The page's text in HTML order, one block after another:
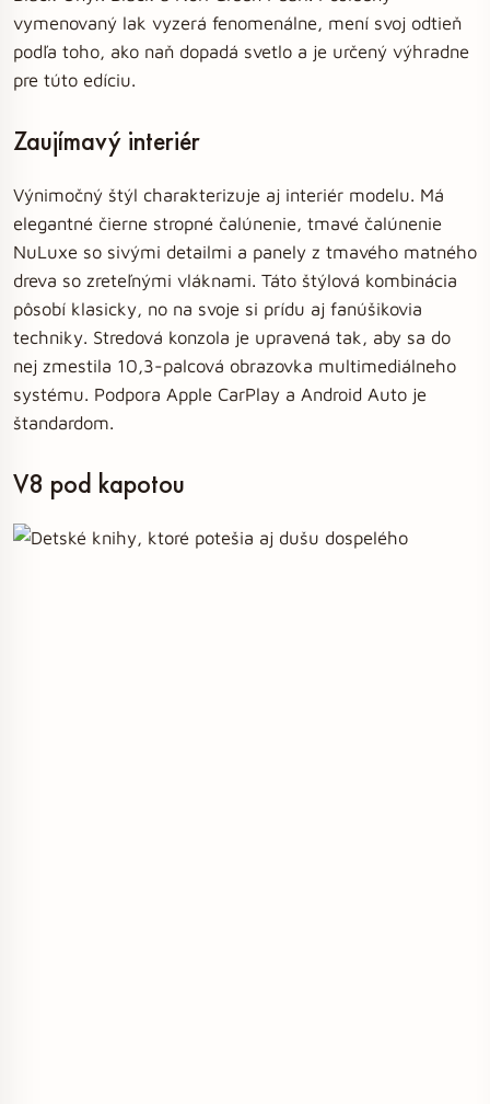
vymenovaný lak vyzerá fenomenálne, mení svoj odtieň
podľa toho, ako naň dopadá svetlo a je určený výhradne
pre túto edíciu.
Zaujímavý interiér
Výnimočný štýl charakterizuje aj interiér modelu. Má
elegantné čierne stropné čalúnenie, tmavé čalúnenie
NuLuxe so sivými detailmi a panely z tmavého matného
dreva so zreteľnými vláknami. Táto štýlová kombinácia
pôsobí klasicky, no na svoje si prídu aj fanúšikovia
techniky. Stredová konzola je upravená tak, aby sa do
nej zmestila 10,3-palcová obrazovka multimediálneho
systému. Podpora Apple CarPlay a Android Auto je
štandardom.
V8 pod kapotou